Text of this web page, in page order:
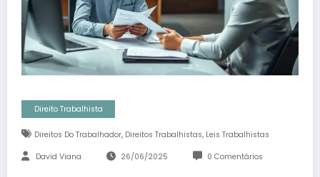
Direito Trabalhista
Direitos Do Trabalhador, Direitos Trabalhistas, Leis Trabalhistas
David Viana 26/06/2025 0 Comentários